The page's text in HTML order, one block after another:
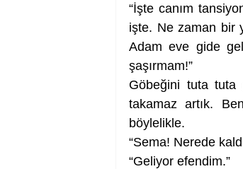
“İşte canım
işte. Ne zaman bir
Adam eve gide
şaşırmam!”
Göbeğini tuta tuta
takamaz artık.
böylelikle.
“Sema! Nerede
“Geliyor efendim.”